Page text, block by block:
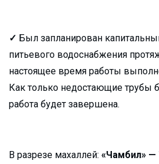
✓ Был запланирован
питьевого водоснабжения
настоящее время работы
Как только недостающие трубы
работа будет завершена.
В разрезе махаллей: «Чамбил» —